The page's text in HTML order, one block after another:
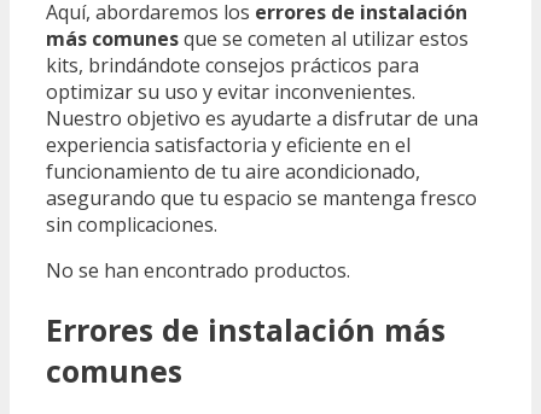
Aquí, abordaremos los errores de instalación
más comunesque se cometen al utilizar estos
kits, brindándote consejos prácticos para
optimizar su uso y evitar inconvenientes.
Nuestro objetivo es ayudarte a disfrutar de una
experiencia satisfactoria y eficiente en el
funcionamiento de tu aire acondicionado,
asegurando que tu espacio se mantenga fresco
sin complicaciones.
No se han encontrado productos.
Errores de instalación más
comunes